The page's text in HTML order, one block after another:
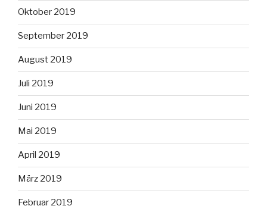
Oktober 2019
September 2019
August 2019
Juli 2019
Juni 2019
Mai 2019
April 2019
März 2019
Februar 2019